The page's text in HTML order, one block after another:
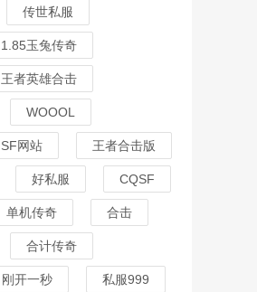
传世私服
1.85玉兔传奇
王者英雄合击
WOOOL
SF网站 王者合击版
好私服 CQSF
单机传奇 合击
合计传奇
刚开一秒 私服999